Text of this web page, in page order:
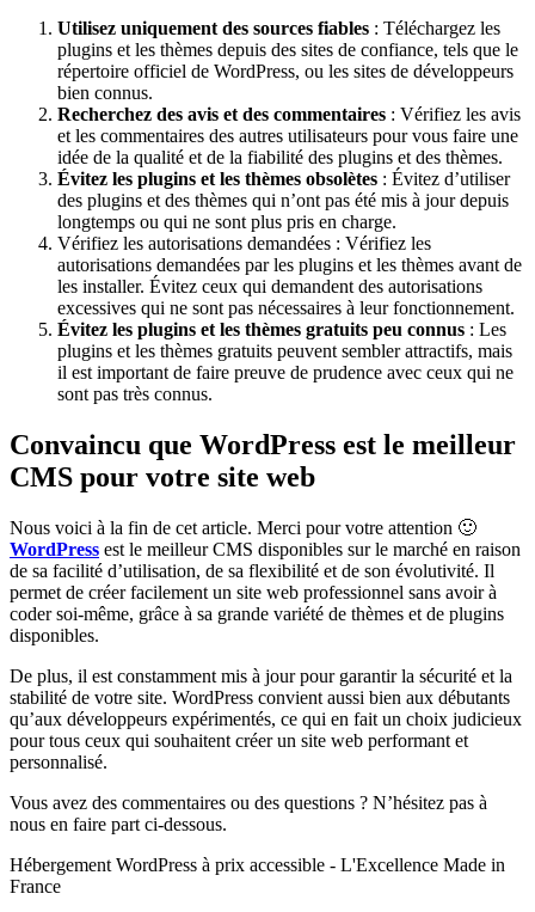
Utilisez uniquement des sources fiables : Téléchargez les
plugins et les thèmes depuis des sites de confiance, tels que le
répertoire officiel de WordPress, ou les sites de développeurs
bien connus.
Recherchez des avis et des commentaires : Vérifiez les avis
et les commentaires des autres utilisateurs pour vous faire une
idée de la qualité et de la fiabilité des plugins et des thèmes.
Évitez les plugins et les thèmes obsolètes : Évitez d’utiliser
des plugins et des thèmes qui n’ont pas été mis à jour depuis
longtemps ou qui ne sont plus pris en charge.
Vérifiez les autorisations demandées : Vérifiez les
autorisations demandées par les plugins et les thèmes avant de
les installer. Évitez ceux qui demandent des autorisations
excessives qui ne sont pas nécessaires à leur fonctionnement.
Évitez les plugins et les thèmes gratuits peu connus : Les
plugins et les thèmes gratuits peuvent sembler attractifs, mais
il est important de faire preuve de prudence avec ceux qui ne
sont pas très connus.
Convaincu que WordPress est le meilleur
CMS pour votre site web
Nous voici à la fin de cet article. Merci pour votre attention 🙂
WordPress est le meilleur CMS disponibles sur le marché en raison
de sa facilité d’utilisation, de sa flexibilité et de son évolutivité. Il
permet de créer facilement un site web professionnel sans avoir à
coder soi-même, grâce à sa grande variété de thèmes et de plugins
disponibles.
De plus, il est constamment mis à jour pour garantir la sécurité et la
stabilité de votre site. WordPress convient aussi bien aux débutants
qu’aux développeurs expérimentés, ce qui en fait un choix judicieux
pour tous ceux qui souhaitent créer un site web performant et
personnalisé.
Vous avez des commentaires ou des questions ? N’hésitez pas à
nous en faire part ci-dessous.
Hébergement WordPress à prix accessible - L'Excellence Made in
France